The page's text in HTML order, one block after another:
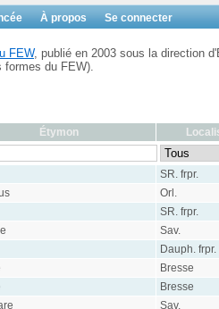
À propos Se connecter
FEW, publié en 2003 sous la direction
formes du FEW).
Étymon
SR. frpr.
Orl.
SR. frpr.
Sav.
Dauph. frpr.
Bresse
Bresse
Sav.